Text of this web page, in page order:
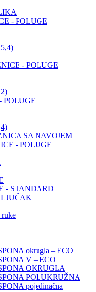
- POLUGE
- POLUGE
POLUGE
SA NAVOJEM
- POLUGE
- STANDARD
ruke
okrugla – ECO
V – ECO
OKRUGLA
POLUKRUŽNA
pojedinačna